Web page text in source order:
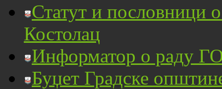
Статут и пословници
Костолац
Информатор о раду
Буџет Градске